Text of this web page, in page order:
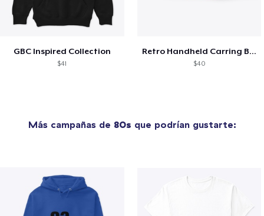
GBC Inspired Collection
$41
Retro Handheld Carring Bag
$40
Más campañas de 80s que podrían gustarte: